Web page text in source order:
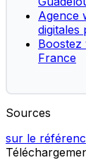
Agence
digitales
Boostez
France
Sources
sur le